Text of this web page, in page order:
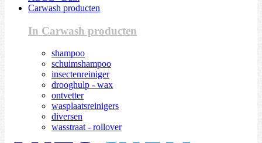
Carwash producten
In Carwash producten
shampoo
schuimshampoo
insectenreiniger
drooghulp - wax
ontvetter
wasplaatsreinigers
diversen
wasstraat - rollover